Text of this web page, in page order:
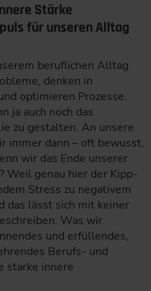
Stärke
für unseren Alltag
beruflichen Alltag
denken in
optimieren Prozesse.
ja auch noch das
zu gestalten. An unsere
immer dann – oft bewusst,
wir das Ende unserer
Weil genau hier der Kipp-
Stress zu negativem
das lässt sich mit keiner
Was wir
und erfüllendes,
Berufs- und
starke innere